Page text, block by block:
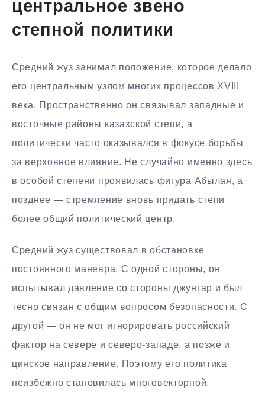
центральное звено
степной политики
Средний жуз занимал положение, которое делало
его центральным узлом многих процессов XVIII
века. Пространственно он связывал западные и
восточные районы казахской степи, а
политически часто оказывался в фокусе борьбы
за верховное влияние. Не случайно именно здесь
в особой степени проявилась фигура Абылая, а
позднее — стремление вновь придать степи
более общий политический центр.
Средний жуз существовал в обстановке
постоянного маневра. С одной стороны, он
испытывал давление со стороны джунгар и был
тесно связан с общим вопросом безопасности. С
другой — он не мог игнорировать российский
фактор на севере и северо-западе, а позже и
цинское направление. Поэтому его политика
неизбежно становилась многовекторной.